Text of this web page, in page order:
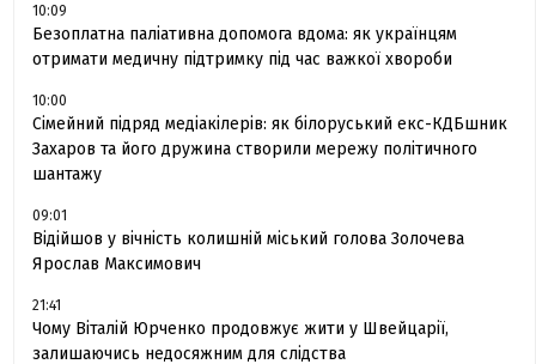
10:09
Безоплатна паліативна допомога вдома: як українцям
отримати медичну підтримку під час важкої хвороби
10:00
Сімейний підряд медіакілерів: як білоруський екс-КДБшник
Захаров та його дружина створили мережу політичного
шантажу
09:01
Відійшов у вічність колишній міський голова Золочева
Ярослав Максимович
21:41
Чому Віталій Юрченко продовжує жити у Швейцарії,
залишаючись недосяжним для слідства